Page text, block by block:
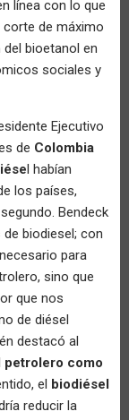
línea con lo que
corte de máximo
bioetanol en
sociales y
Ejecutivo
de Colombia
l habían
los países,
Bendeck
biodiesel; con
para
sino que
que nos
de diésel
destacó al
petrolero como
el biodiésel
reducir la